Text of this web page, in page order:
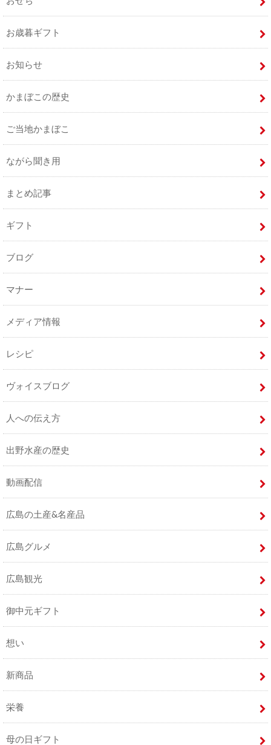
お歳暮ギフト
お知らせ
かまぼこの歴史
ご当地かまぼこ
ながら聞き用
まとめ記事
ギフト
ブログ
マナー
メディア情報
レシピ
ヴォイスブログ
人への伝え方
出野水産の歴史
動画配信
広島の土産&名産品
広島グルメ
広島観光
御中元ギフト
想い
新商品
栄養
母の日ギフト